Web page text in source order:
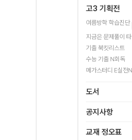
고3 기획전
여름방학 학습진단
지금은 문제풀이
기출 북킷리스트
수능 기출 N회독
메가스터디 E실전N
도서
공지사항
교재 정오표